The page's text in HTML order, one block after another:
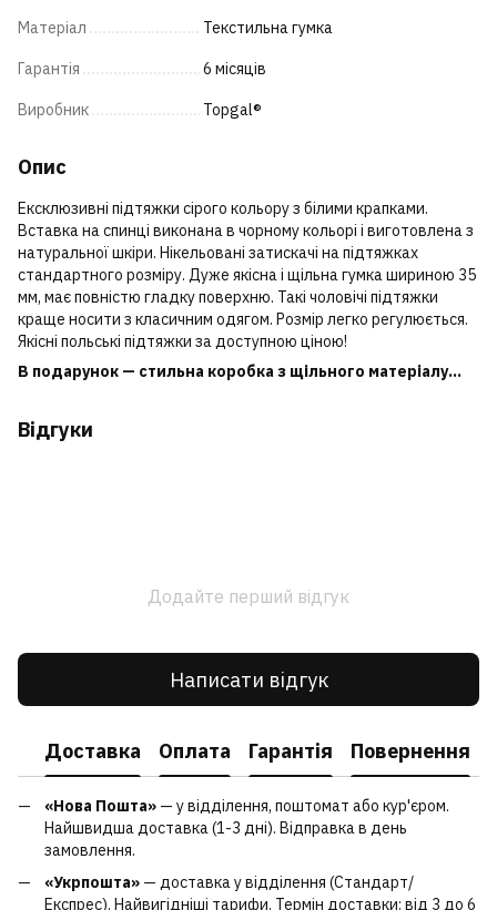
Матеріал Текстильна гумка
Гарантія 6 місяців
Виробник Topgal®
Опис
Ексклюзивні підтяжки сірого кольору з білими крапками.
Вставка на спинці виконана в чорному кольорі і виготовлена з
натуральної шкіри. Нікельовані затискачі на підтяжках
стандартного розміру. Дуже якісна і щільна гумка шириною 35
мм, має повністю гладку поверхню. Такі чоловічі підтяжки
краще носити з класичним одягом. Розмір легко регулюється.
Якісні польські підтяжки за доступною ціною!
В подарунок — стильна коробка з щільного матеріалу...
Відгуки
Додайте перший відгук
Написати відгук
Доставка Оплата Гарантія Повернення
«Нова Пошта» — у відділення, поштомат або кур'єром.
Найшвидша доставка (1-3 дні). Відправка в день
замовлення.
«Укрпошта» — доставка у відділення (Стандарт/
Експрес). Найвигідніші тарифи. Термін доставки: від 3 до 6